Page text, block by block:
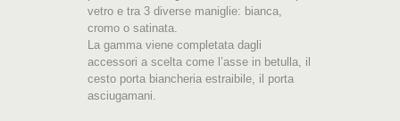
vetro e tra 3 diverse maniglie: bianca,
cromo o satinata.
La gamma viene completata dagli
accessori a scelta come l’asse in betulla, il
cesto porta biancheria estraibile, il porta
asciugamani.